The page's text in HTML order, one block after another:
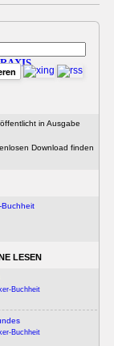
in Ausgabe
Download finden
Buchheit
LESEN
Buchheit
Buchheit